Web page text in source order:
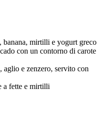
banana, mirtilli e yogurt greco
con un contorno di carote
e zenzero, servito con
a fette e mirtilli